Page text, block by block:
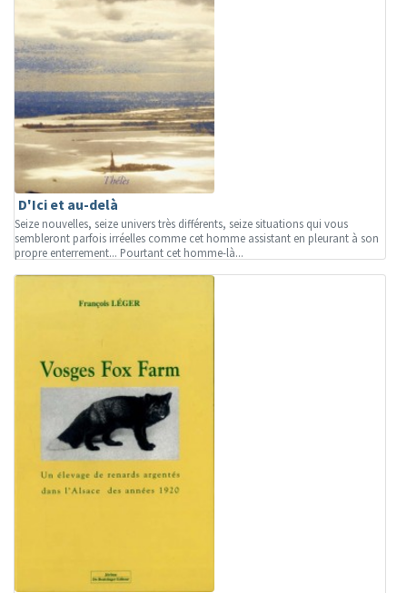
D'Ici et au-delà
Seize nouvelles, seize univers très différents, seize situations qui vous
sembleront parfois irréelles comme cet homme assistant en pleurant à son
propre enterrement... Pourtant cet homme-là...